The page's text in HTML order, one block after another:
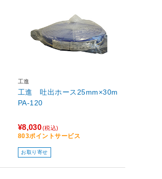
工進
工進 吐出ホース25mm×30m
PA-120
¥8,030(税込)
803ポイントサービス
お取り寄せ